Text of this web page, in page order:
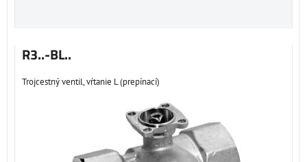
R3..-BL..
Trojcestný ventil, vŕtanie L (prepínací)